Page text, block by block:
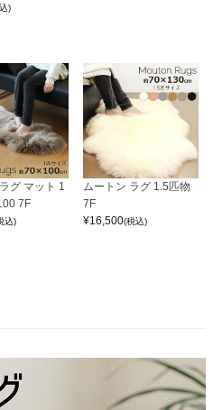
)
グ マット 1
7F
込)
ムートン ラグ 1.5匹物
7F
¥16,500(税込)